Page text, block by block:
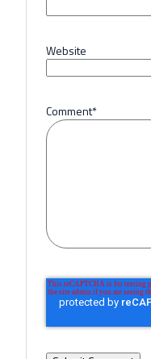
Website
Comment*